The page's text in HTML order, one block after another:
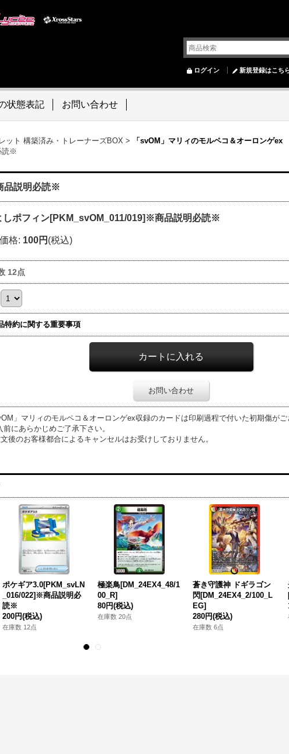
ログイン 新規登録はこち
状態表記 お問い合わせ
ット 構築済み・トレーナーズBOX >
「svOM」マリィのモルペコ＆オーロンゲex
読※
品説明必読※
しポフィン[PKM_svOM_011/019]※商品説明必読※
格: 100円 (税込)
12点
特約に関する重要事項
お問い合わせ
」マリィのモルペコ＆オーロンゲex収録のカードは印刷過程で付いた初期傷がご
前にあらかじめご了承下さい。
後のお客様都合によるキャンセルはお受けしておりません。
ポケギア3.0[PKM_svLN
_016/022]※商品説明必
読※
200円(税込)
在庫数 12点
極楽鳥[DM_24EX4_48/1
00_R]
80円(税込)
在庫数 20点
蒼き守護神 ドギラゴン
閃[DM_24EX4_2/100_L
EG]
280円(税込)
在庫数 6点